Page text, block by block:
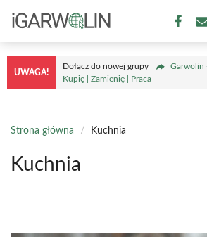
treści
UWAGA!
Dołącz do nowej grupy
Garwolin
Kupię | Zamienię | Praca
Strona główna / Kuchnia
Kuchnia